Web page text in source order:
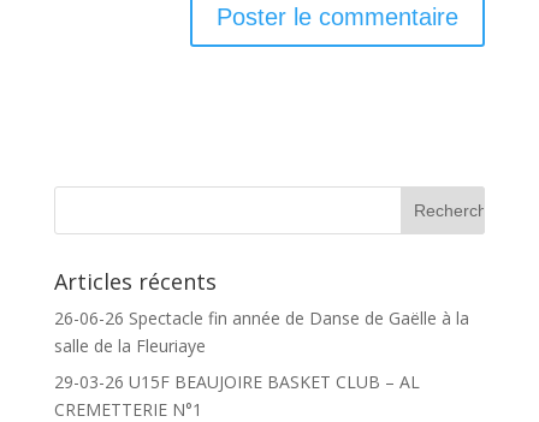
Articles récents
26-06-26 Spectacle fin année de Danse de Gaëlle à la
salle de la Fleuriaye
29-03-26 U15F BEAUJOIRE BASKET CLUB – AL
CREMETTERIE N°1